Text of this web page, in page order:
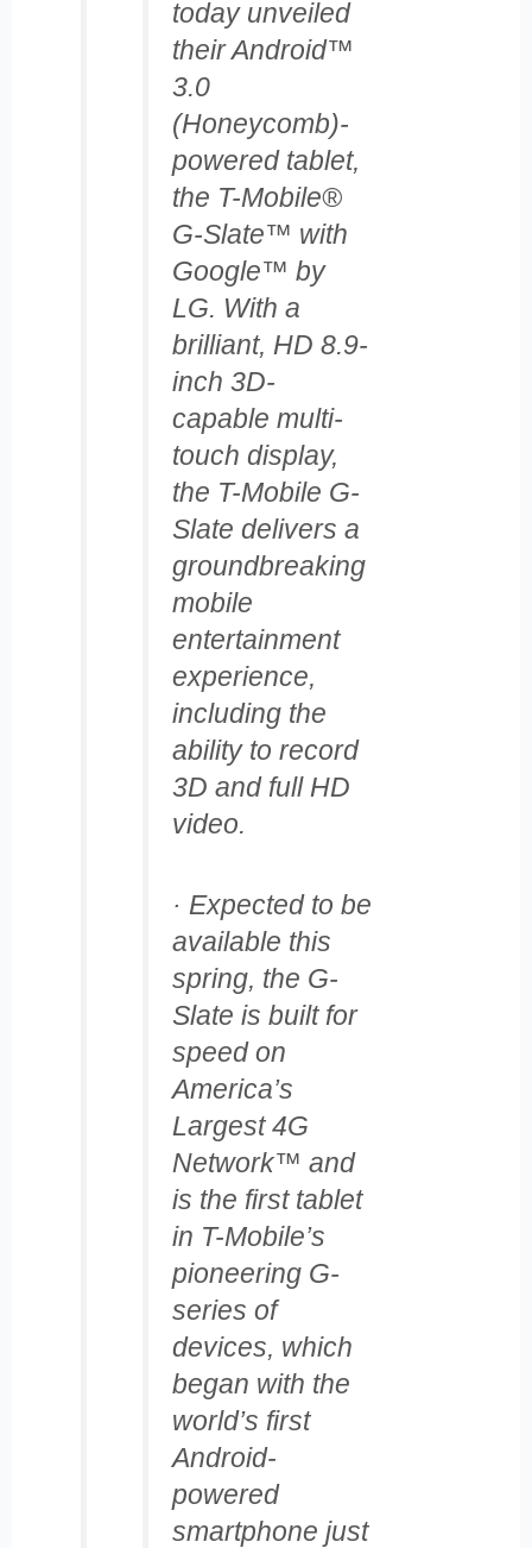
today unveiled
their Android™
3.0
(Honeycomb)-
powered tablet,
the T-Mobile®
G-Slate™ with
Google™ by
LG. With a
brilliant, HD 8.9-
inch 3D-
capable multi-
touch display,
the T-Mobile G-
Slate delivers a
groundbreaking
mobile
entertainment
experience,
including the
ability to record
3D and full HD
video.
· Expected to be
available this
spring, the G-
Slate is built for
speed on
America’s
Largest 4G
Network™ and
is the first tablet
in T-Mobile’s
pioneering G-
series of
devices, which
began with the
world’s first
Android-
powered
smartphone just